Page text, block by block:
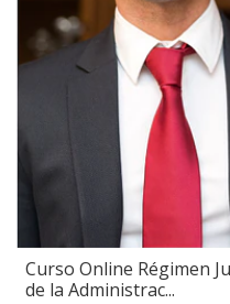
Curso Online Régimen
de la Administrac...